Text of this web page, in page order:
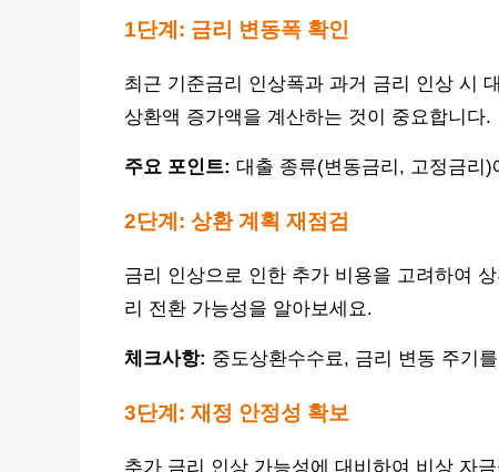
1단계: 금리 변동폭 확인
최근 기준금리 인상폭과 과거 금리 인상 시
상환액 증가액을 계산하는 것이 중요합니다.
주요 포인트: 대출 종류(변동금리, 고정금리
2단계: 상환 계획 재점검
금리 인상으로 인한 추가 비용을 고려하여
리 전환 가능성을 알아보세요.
체크사항: 중도상환수수료, 금리 변동 주기
3단계: 재정 안정성 확보
추가 금리 인상 가능성에 대비하여 비상 자